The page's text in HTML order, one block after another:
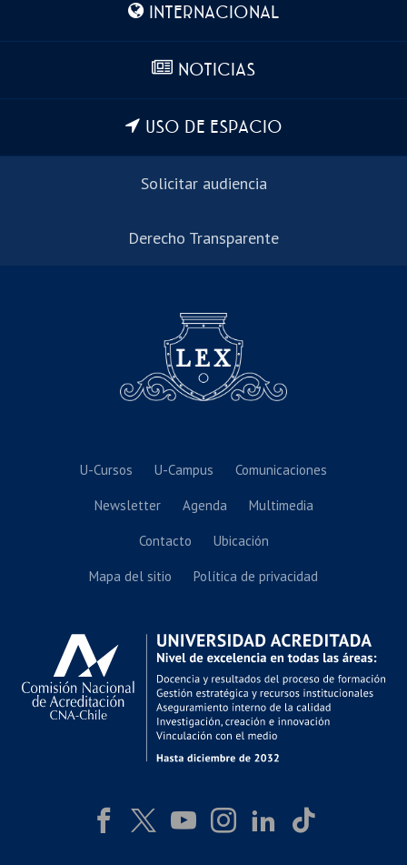
INTERNACIONAL
NOTICIAS
USO DE ESPACIO
Solicitar audiencia
Derecho Transparente
U-Cursos U-Campus Comunicaciones
Newsletter Agenda Multimedia
Contacto Ubicación
Mapa del sitio Política de privacidad